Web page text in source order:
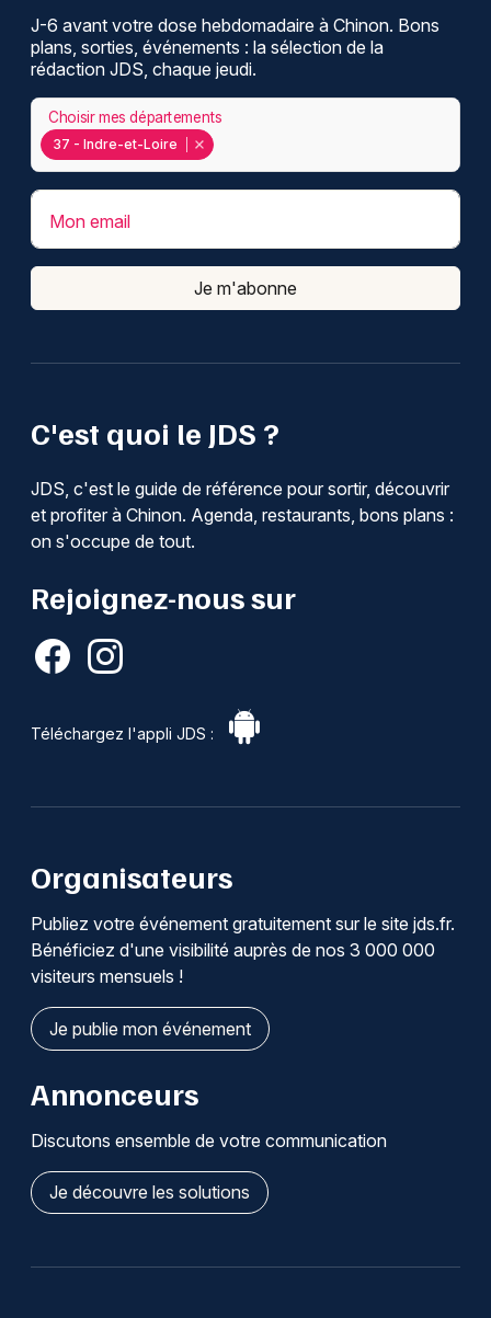
C'est quoi le JDS ?
JDS, c'est le guide de référence pour sortir, découvrir
et profiter à Chinon. Agenda, restaurants, bons plans :
on s'occupe de tout.
Rejoignez-nous sur
Téléchargez l'appli JDS :
J-6 avant votre dose hebdomadaire à Chinon. Bons
plans, sorties, événements : la sélection de la
rédaction JDS, chaque jeudi.
37 - Indre-et-Loire
Choisir mes départements
Mon email
Je m'abonne
Organisateurs
Publiez votre événement gratuitement sur le site jds.fr.
Bénéficiez d'une visibilité auprès de nos 3 000 000
visiteurs mensuels !
Je publie mon événement
Annonceurs
Discutons ensemble de votre communication
Je découvre les solutions